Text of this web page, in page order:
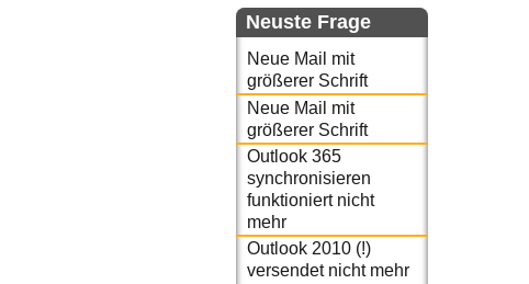
Neuste Frage
Neue Mail mit
größerer Schrift
Neue Mail mit
größerer Schrift
Outlook 365
synchronisieren
funktioniert nicht
mehr
Outlook 2010 (!)
versendet nicht mehr